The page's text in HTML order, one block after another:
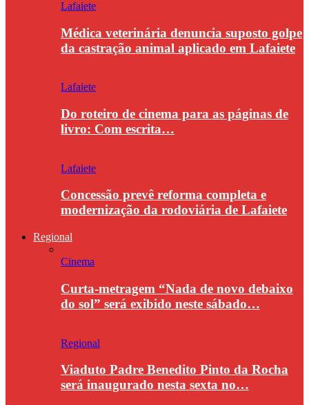
Lafaiete
Médica veterinária denuncia suposto golpe
da castração animal aplicado em Lafaiete
Lafaiete
Do roteiro de cinema para as páginas de
livro: Com escrita…
Lafaiete
Concessão prevê reforma completa e
modernização da rodoviária de Lafaiete
Regional
Cinema
Curta-metragem “Nada de novo debaixo
do sol” será exibido neste sábado…
Regional
Viaduto Padre Benedito Pinto da Rocha
será inaugurado nesta sexta no…